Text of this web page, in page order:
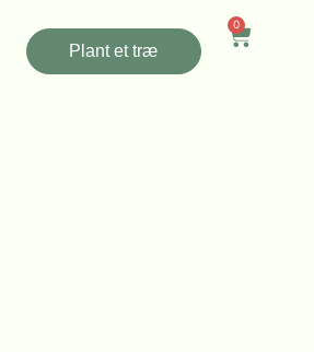
Plant et træ
0